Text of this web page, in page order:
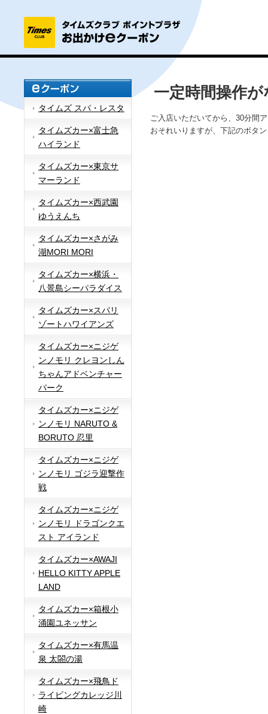
タイムズ スパ・レスタ
タイムズカー×富士急
ハイランド
タイムズカー×東京サ
マーランド
タイムズカー×西武園
ゆうえんち
タイムズカー×さがみ
湖MORI MORI
タイムズカー×横浜・
八景島シーパラダイス
タイムズカー×スパリ
ゾートハワイアンズ
タイムズカー×ニジゲ
ンノモリ クレヨンしん
ちゃんアドベンチャー
パーク
タイムズカー×ニジゲ
ンノモリ NARUTO &
BORUTO 忍里
タイムズカー×ニジゲ
ンノモリ ゴジラ迎撃作
戦
タイムズカー×ニジゲ
ンノモリ ドラゴンクエ
スト アイランド
タイムズカー×AWAJI
HELLO KITTY APPLE
LAND
タイムズカー×箱根小
涌園ユネッサン
タイムズカー×有馬温
泉 太閤の湯
タイムズカー×飛鳥ド
ライビングカレッジ川
崎
一定時間操作
ご入店いただいてから、30分間
おそれいりますが、下記のボタ